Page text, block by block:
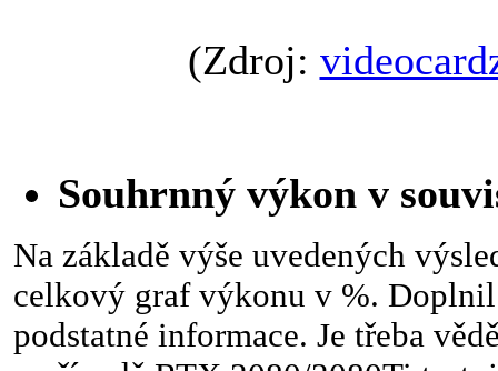
(Zdroj:
Souhrnný výkon v
Na základě výše uvedených
celkový graf výkonu v %. Doplnil
podstatné informace. Je třeba